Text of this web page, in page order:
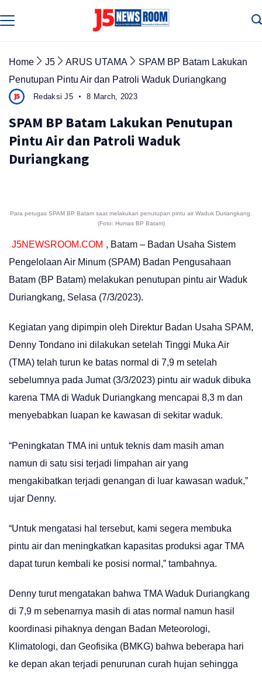
to
Home J5 ARUS UTAMA
SPAM BP Batam Lakukan
Penutupan Pintu Air dan Patroli Waduk Duriangkang
Redaksi J5 8 March, 2023
SPAM BP Batam Lakukan Penutupan
Pintu Air dan Patroli Waduk
Duriangkang
Para petugas SPAM BP Batam saat melakukan penutupan pintu air Waduk Duriangkang.
(Foto: Humas BP Batam)
J5NEWSROOM.COM , Batam – Badan Usaha Sistem
Pengelolaan Air Minum (SPAM) Badan Pengusahaan
Batam (BP Batam) melakukan penutupan pintu air Waduk
Duriangkang, Selasa (7/3/2023).
Kegiatan yang dipimpin oleh Direktur Badan Usaha SPAM,
Denny Tondano ini dilakukan setelah Tinggi Muka Air
(TMA) telah turun ke batas normal di 7,9 m setelah
sebelumnya pada Jumat (3/3/2023) pintu air waduk dibuka
karena TMA di Waduk Duriangkang mencapai 8,3 m dan
menyebabkan luapan ke kawasan di sekitar waduk.
“Peningkatan TMA ini untuk teknis dam masih aman
namun di satu sisi terjadi limpahan air yang
mengakibatkan terjadi genangan di luar kawasan waduk,”
ujar Denny.
“Untuk mengatasi hal tersebut, kami segera membuka
pintu air dan meningkatkan kapasitas produksi agar TMA
dapat turun kembali ke posisi normal,” tambahnya.
Denny turut mengatakan bahwa TMA Waduk Duriangkang
di 7,9 m sebenarnya masih di atas normal namun hasil
koordinasi pihaknya dengan Badan Meteorologi,
Klimatologi, dan Geofisika (BMKG) bahwa beberapa hari
ke depan akan terjadi penurunan curah hujan sehingga